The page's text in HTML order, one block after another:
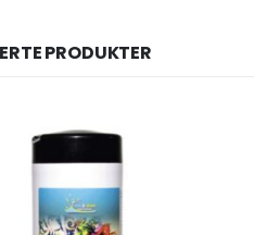
PRODUKTER